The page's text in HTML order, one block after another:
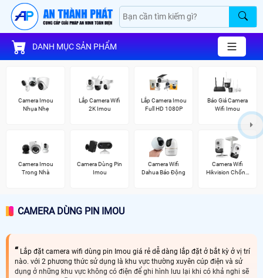
DANH MỤC SẢN PHẨM
Camera Imou
Nhụa Nhẹ
Lắp Camera Wifi
2K Imou
Lắp Camera Imou
Full HD 1080P
Báo Giá Camera
Wifi Imou
Camera Imou
Trong Nhà
Camera Dùng Pin
Imou
Camera Wifi
Dahua Báo Động
Camera Wifi
Hikvision Chống
CAMERA DÙNG PIN IMOU
Lắp đặt camera wifi dùng pin Imou giá rẻ dễ dàng lắp đặt ở bắt kỳ ở vị trí
nào. với 2 phương thức sử dụng là khu vực thường xuyên cúp điện và sử
dụng ở những khu vực không có điện để ghi hình lưu lại khi có khả nghi sẽ